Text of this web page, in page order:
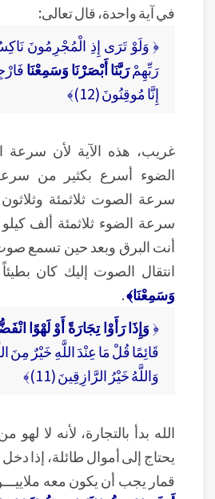
في آية واحدة، قال تعالى:
﴿ وَلَوْ تَرَى إِذِ الْمُجْرِمُونَ
رَبِّهِمْرَبَّنَا أَبْصَرْنَا وَسَمِعْنَا
إِنَّا مُوقِنُونَ (12)﴾
غريب، هذه الآية لأن سرعة
الضوء أسرع بكثير من
سرعة الصوت ثلاثمئة وثلاثون
سرعة الضوء ثلاثمئة ألف كيلو
أنت البرق وبعد حين تسمع
انتقال الصوت إليك كان
وَسَمِعْنَا﴾.
﴿وَإِذَا رَأَوْا تِجَارَةً أَوْ لَهْوًا
قَائِمًا قُلْ مَا عِنْدَ اللَّهِ خَيْرٌ مِنَ
وَاللَّهُ خَيْرُ الرَّازِقِينَ (11)﴾
الله بدأ بالتجارة، لأنه لا لهو
يحتاج إلى أموال طائلة، إذا
قمار يجب أن يكون معه